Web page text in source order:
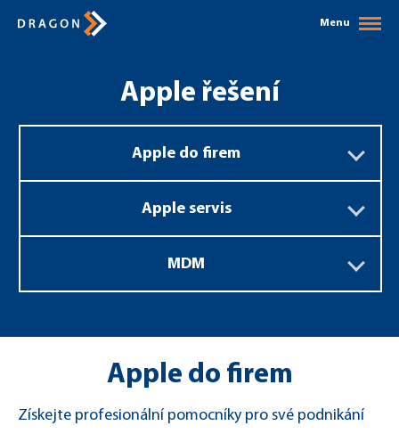
Menu
Apple řešení
Apple do firem
Apple servis
MDM
Apple do firem
Získejte profesionální pomocníky pro své podnikání